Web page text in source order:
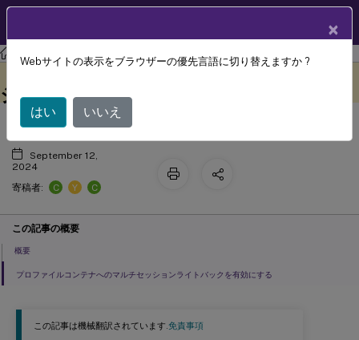
Profile Management Profile Management 2407
この記事は機械翻訳されています.免責事項
プロファイルコンテナへのマルチセッ
ションライトバックを有効にする
September 12,
2024
寄稿者:
C Y C
この記事の概要
概要
プロファイルコンテナへのマルチセッションライトバックを有効にする
×
Webサイトの表示をブラウザーの優先言語に切り替えますか ?
はい いいえ